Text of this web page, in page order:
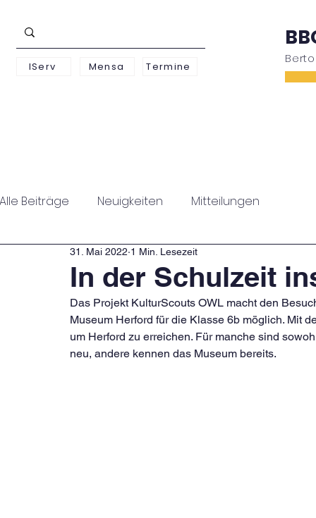
IServ Mensa Termine
Alle Beiträge Neuigkeiten Mitteilungen
In der Schulzeit
31. Mai 2022 1 Min. Lesezeit
Das Projekt KulturScouts OWL macht den
Museum Herford für die Klasse 6b möglich. Mit
um Herford zu erreichen. Für manche sind
neu, andere kennen das Museum bereits.